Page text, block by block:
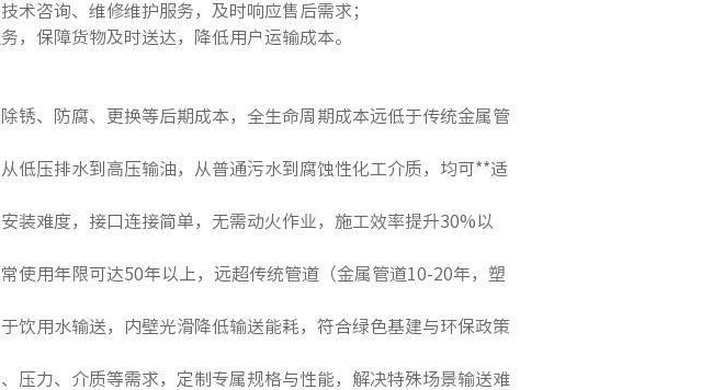
术咨询、维修维护服务，及时响应售后需求；
，保障货物及时送达，降低用户运输成本。
锈、防腐、更换等后期成本，全生命周期成本远低于传统金属管
低压排水到高压输油，从普通污水到腐蚀性化工介质，均可**适
装难度，接口连接简单，无需动火作业，施工效率提升30%以
使用年限可达50年以上，远超传统管道（金属管道10-20年，塑
饮用水输送，内壁光滑降低输送能耗，符合绿色基建与环保政策
压力、介质等需求，定制专属规格与性能，解决特殊场景输送难